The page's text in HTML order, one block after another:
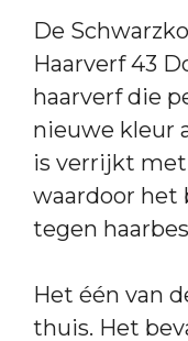
De
Haarverf 43
haarverf die
nieuwe kleur
is verrijkt
waardoor het
tegen
Het één van
thuis. Het